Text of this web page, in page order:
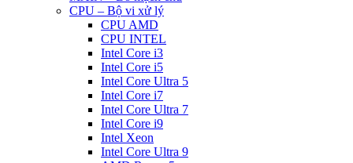
CPU – Bộ vi xử lý
CPU AMD
CPU INTEL
Intel Core i3
Intel Core i5
Intel Core Ultra 5
Intel Core i7
Intel Core Ultra 7
Intel Core i9
Intel Xeon
Intel Core Ultra 9